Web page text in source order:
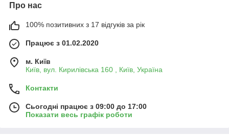
Про нас
100% позитивних з 17 відгуків за рік
Працює з 01.02.2020
м. Київ
Київ, вул. Кирилівська 160 , Київ, Україна
Контакти
Сьогодні працює з 09:00 до 17:00
Показати весь графік роботи